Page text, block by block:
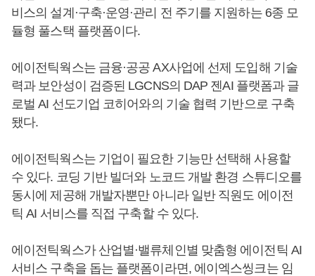
비스의 설계·구축·운영·관리 전 주기를 지원하는 6종 모
듈형 풀스택 플랫폼이다.
에이전틱웍스는 금융·공공 AX사업에 선제 도입해 기술
력과 보안성이 검증된 LGCNS의 DAP 젠AI 플랫폼과 글
로벌 AI 선도기업 코히어와의 기술 협력 기반으로 구축
됐다.
에이전틱웍스는 기업이 필요한 기능만 선택해 사용할
수 있다. 코딩 기반 빌더와 노코드 개발 환경 스튜디오를
동시에 제공해 개발자뿐만 아니라 일반 직원도 에이전
틱 AI 서비스를 직접 구축할 수 있다.
에이전틱웍스가 산업별·밸류체인별 맞춤형 에이전틱 AI
서비스 구축을 돕는 플랫폼이라면, 에이엑스씽크는 임